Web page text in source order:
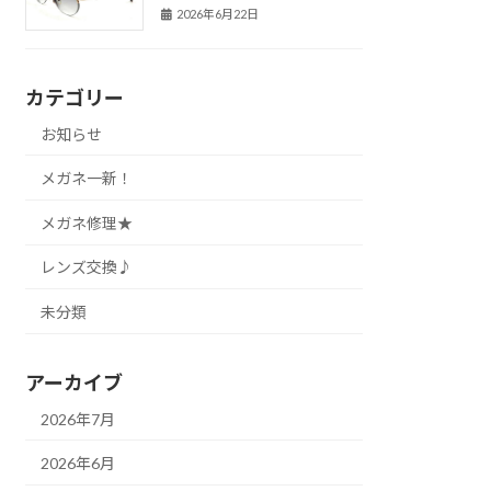
2026年6月22日
カテゴリー
お知らせ
メガネ一新！
メガネ修理★
レンズ交換♪
未分類
アーカイブ
2026年7月
2026年6月